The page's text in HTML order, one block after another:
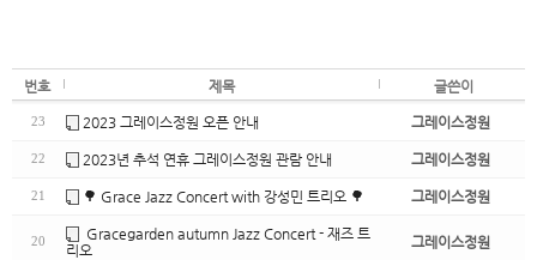
번호 제목 글쓴이
23 2023 그레이스정원 오픈 안내 그레이스정원
22 2023년 추석 연휴 그레이스정원 관람 안내 그레이스정원
21 🌳 Grace Jazz Concert with 강성민 트리오 🌳 그레이스정원
20
Gracegarden autumn Jazz Concert - 재즈 트
리오
그레이스정원